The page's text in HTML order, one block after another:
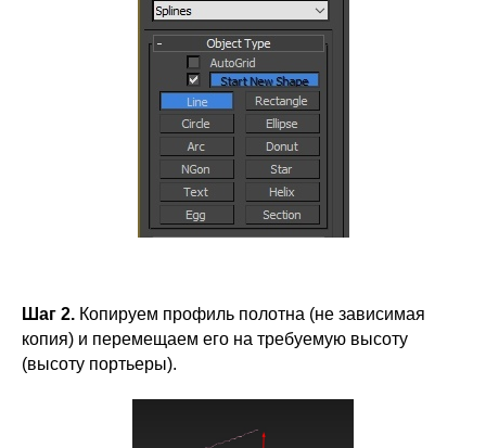
Шаг 2. Копируем профиль полотна (не зависимая
копия) и перемещаем его на требуемую высоту
(высоту портьеры).